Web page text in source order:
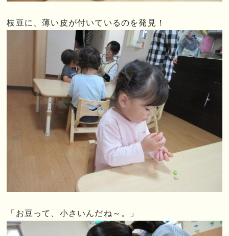
枝豆に、薄い皮が付いているのを発見！
「お豆って、小さいんだね～。」